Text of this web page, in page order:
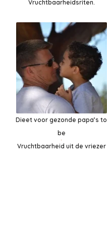
Vruchtbaarheidsriten.
Dieet voor gezonde papa’s to
be
Vruchtbaarheid uit de vriezer